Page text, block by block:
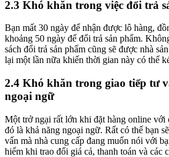
2.3 Khó khăn trong việc đổi trả
Bạn mất 30 ngày để nhận được lô hàng,
khoảng 50 ngày để đổi trả sản phẩm.
sách đổi trả sản phẩm cũng sẽ được nhà
lại một lần nữa khiến thời gian này có thể
2.4 Khó khăn trong giao tiếp tư
ngoại ngữ
Một trở ngại rất lớn khi đặt hàng online với
đó là khả năng ngoại ngữ. Rất có thể bạn
vấn mà nhà cung cấp đang muốn nói với
hiểm khi trao đổi giá cả, thanh toán và các